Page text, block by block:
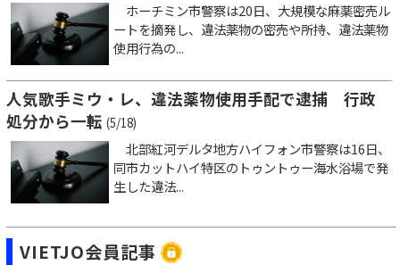
ホーチミン市警察は20日、大規模な麻薬密売ル
ートを摘発し、違法薬物の密売や所持、違法薬物
使用行為の...
人気歌手ミウ・レ、違法薬物使用手配で逮捕 行政
処分から一転 (5/18)
北部紅河デルタ地方ハイフォン市警察は16日、
同市カットハイ特区のトゥントゥー海水浴場で発
生した違法...
VIETJO会員記事